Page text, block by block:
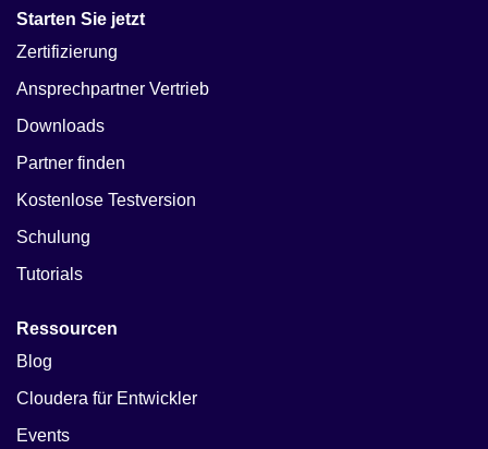
Starten Sie jetzt
Zertifizierung
Ansprechpartner Vertrieb
Downloads
Partner finden
Kostenlose Testversion
Schulung
Tutorials
Ressourcen
Blog
Cloudera für Entwickler
Events